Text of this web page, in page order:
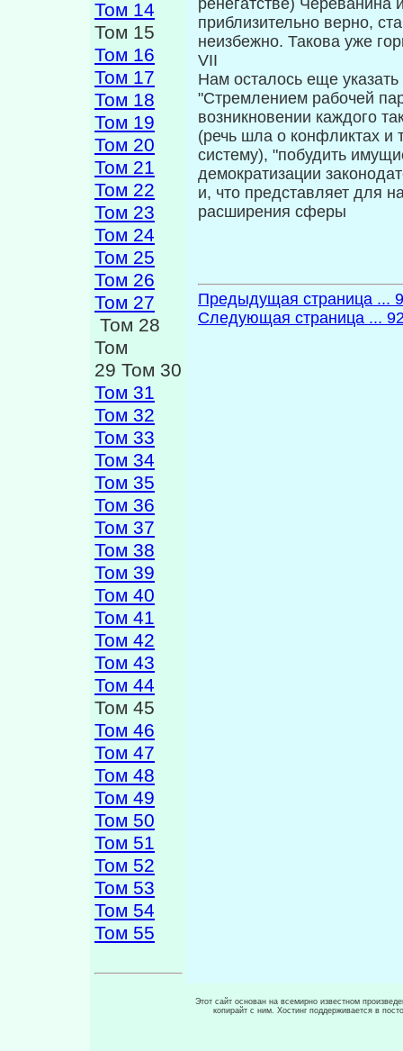
Том 14
Том 15
Том 16
Том 17
Том 18
Том 19
Том 20
Том 21
Том 22
Том 23
Том 24
Том 25
Том 26
Том 27
Том 28
Том
29 Том 30
Том 31
Том 32
Том 33
Том 34
Том 35
Том 36
Том 37
Том 38
Том 39
Том 40
Том 41
Том 42
Том 43
Том 44
Том 45
Том 46
Том 47
Том 48
Том 49
Том 50
Том 51
Том 52
Том 53
Том 54
Том 55
ренегатстве)
приблизительно верно,
неизбежно. Такова уже
VII
Нам осталось еще
"Стремлением ра­бочей
возникновении каждого
(речь шла о конфликтах и
систему), "побудить
демократизации
и, что представляет для
рас­ширения сферы
Предыдущая страница ...
Следующая страница ...
Этот сайт основан на всемирно известном
копирайт с ним. Хостинг поддерживается в